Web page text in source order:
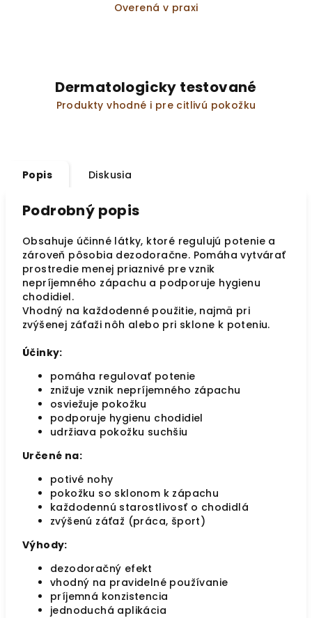
Overená v praxi
Dermatologicky testované
Produkty vhodné i pre citlivú pokožku
Popis Diskusia
Podrobný popis
Obsahuje účinné látky, ktoré regulujú potenie a
zároveň pôsobia dezodoračne. Pomáha vytvárať
prostredie menej priaznivé pre vznik
nepríjemného zápachu a podporuje hygienu
chodidiel.
Vhodný na každodenné použitie, najmä pri
zvýšenej záťaži nôh alebo pri sklone k poteniu.
Účinky:
pomáha regulovať potenie
znižuje vznik nepríjemného zápachu
osviežuje pokožku
podporuje hygienu chodidiel
udržiava pokožku suchšiu
Určené na:
potivé nohy
pokožku so sklonom k zápachu
každodennú starostlivosť o chodidlá
zvýšenú záťaž (práca, šport)
Výhody:
dezodoračný efekt
vhodný na pravidelné používanie
príjemná konzistencia
jednoduchá aplikácia